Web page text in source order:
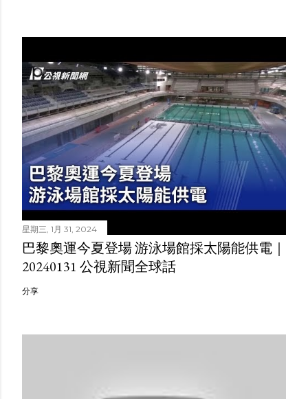
星期三, 1月 31, 2024
巴黎奧運今夏登場 游泳場館採太陽能供電｜
20240131 公視新聞全球話
分享